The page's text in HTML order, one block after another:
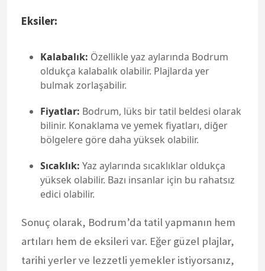
Eksiler:
Kalabalık: Özellikle yaz aylarında Bodrum
oldukça kalabalık olabilir. Plajlarda yer
bulmak zorlaşabilir.
Fiyatlar: Bodrum, lüks bir tatil beldesi olarak
bilinir. Konaklama ve yemek fiyatları, diğer
bölgelere göre daha yüksek olabilir.
Sıcaklık: Yaz aylarında sıcaklıklar oldukça
yüksek olabilir. Bazı insanlar için bu rahatsız
edici olabilir.
Sonuç olarak, Bodrum’da tatil yapmanın hem
artıları hem de eksileri var. Eğer güzel plajlar,
tarihi yerler ve lezzetli yemekler istiyorsanız,